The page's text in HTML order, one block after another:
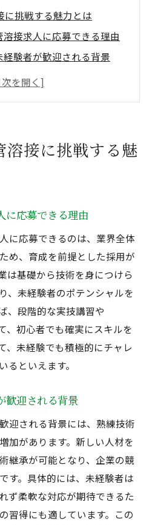
に挑戦する魅力とは
接求人に応募できる理由
験者が歓迎される背景
者へ成長するためのポイン
募集が多い理由を解説
求人のリアルな実態
者が感じる求人の特徴
で得るやりがいと課題
選びで失敗しないコツ
溶接募集の現場事情
求める働き方の実態
広がるキャリアの道
接でキャリア形成する方
でどうキャリアを伸ばす
開く新たな職種の可能性
キャリア転換に役立つ理
目指す配管溶接求人の魅
溶接に挑戦する魅
に応募できる理由
に応募できるのは、業界全体
め、育成を前提とした採用が
は基礎から技術を身につけら
、未経験者のポテンシャルを
、段階的な実技講習や
、初心者でも確実にスキルを
、未経験でも積極的にチャレ
るといえます。
歓迎される背景
迎される背景には、熟練技術
加があります。新しい人材を
継承が可能となり、企業の競
す。具体的には、未経験者は
ず柔軟な対応が期待できるた
習得にも適しています。この